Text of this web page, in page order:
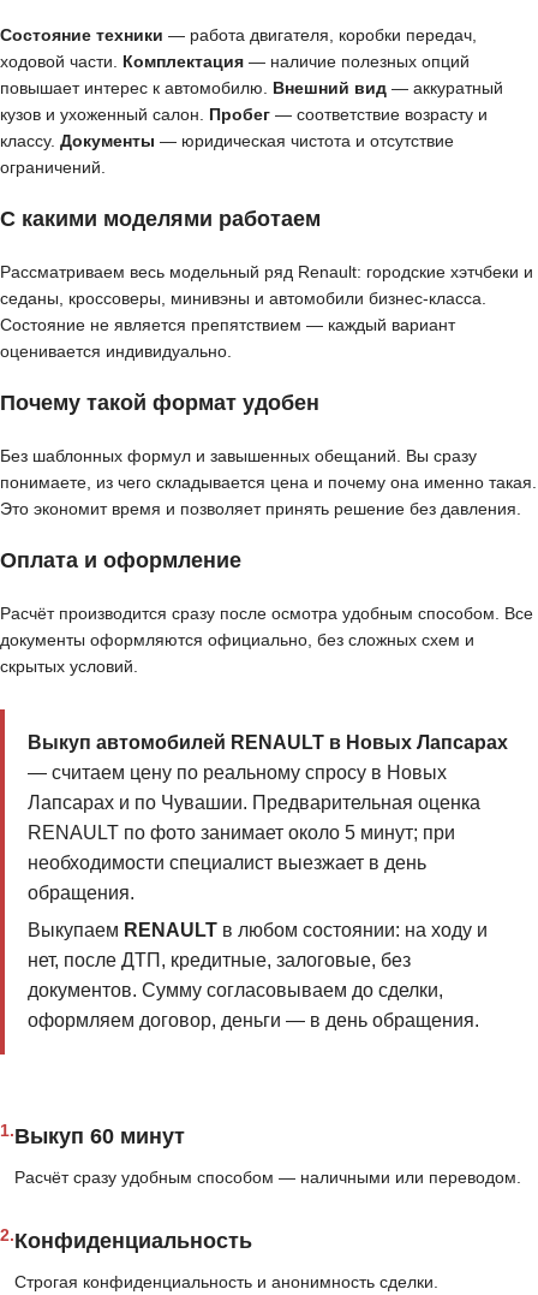
Состояние техники — работа двигателя, коробки передач,
ходовой части. Комплектация — наличие полезных опций
повышает интерес к автомобилю. Внешний вид — аккуратный
кузов и ухоженный салон. Пробег — соответствие возрасту и
классу. Документы — юридическая чистота и отсутствие
ограничений.
С какими моделями работаем
Рассматриваем весь модельный ряд Renault: городские хэтчбеки и
седаны, кроссоверы, минивэны и автомобили бизнес-класса.
Состояние не является препятствием — каждый вариант
оценивается индивидуально.
Почему такой формат удобен
Без шаблонных формул и завышенных обещаний. Вы сразу
понимаете, из чего складывается цена и почему она именно такая.
Это экономит время и позволяет принять решение без давления.
Оплата и оформление
Расчёт производится сразу после осмотра удобным способом. Все
документы оформляются официально, без сложных схем и
скрытых условий.
Выкуп автомобилей RENAULT в Новых Лапсарах
— считаем цену по реальному спросу в Новых
Лапсарах и по Чувашии. Предварительная оценка
RENAULT по фото занимает около 5 минут; при
необходимости специалист выезжает в день
обращения.
Выкупаем RENAULTв любом состоянии: на ходу и
нет, после ДТП, кредитные, залоговые, без
документов. Сумму согласовываем до сделки,
оформляем договор, деньги — в день обращения.
1.Выкуп 60 минут
Расчёт сразу удобным способом — наличными или переводом.
2.Конфиденциальность
Строгая конфиденциальность и анонимность сделки.